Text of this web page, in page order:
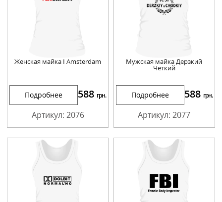
Женская майка I Amsterdam
Подробнее 588 грн.
Артикул: 2076
Мужская майка Дерзкий
Четкий
Подробнее 588 грн.
Артикул: 2077